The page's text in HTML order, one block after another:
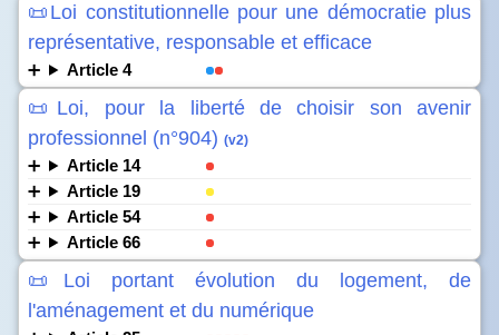
📜Loi constitutionnelle pour une démocratie plus
représentative, responsable et efficace
Article 4
📜Loi, pour la liberté de choisir son avenir
professionnel (n°904) (v2)
Article 14
Article 19
Article 54
Article 66
📜Loi portant évolution du logement, de
l'aménagement et du numérique